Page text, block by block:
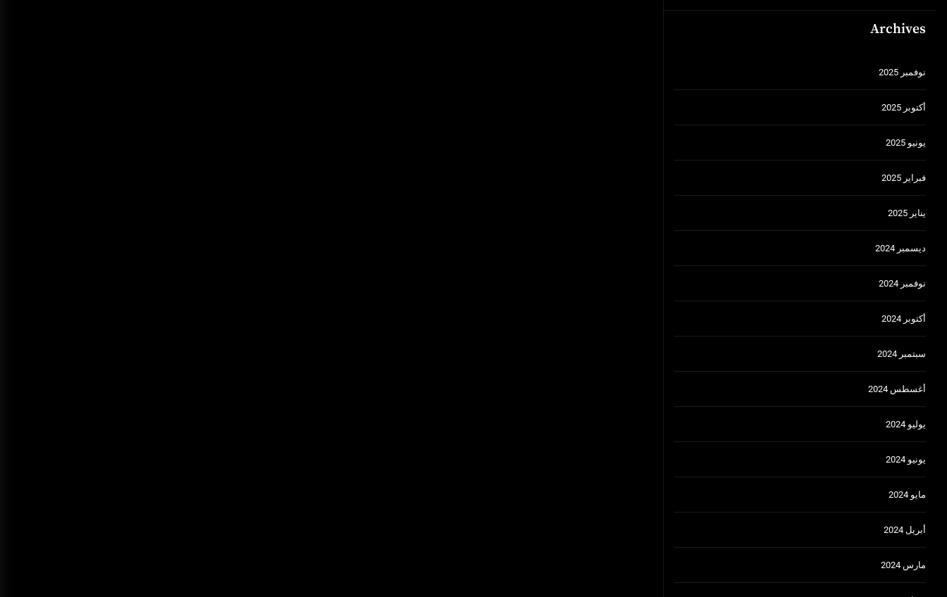
Archives
نوفمبر 2025
أكتوبر 2025
يونيو 2025
فبراير 2025
يناير 2025
ديسمبر 2024
نوفمبر 2024
أكتوبر 2024
سبتمبر 2024
أغسطس 2024
يوليو 2024
يونيو 2024
مايو 2024
أبريل 2024
مارس 2024